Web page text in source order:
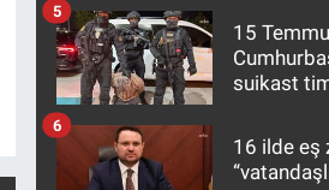
15
suikast
10 yıl
5
16 ilde eş
6